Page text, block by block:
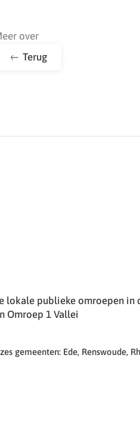
over
Terug
lokale publieke omroepen in
Omroep 1 Vallei
gemeenten: Ede, Renswoude,